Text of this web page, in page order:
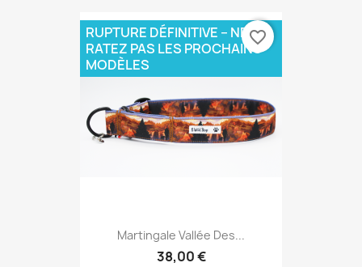
Martingale Vallée Des...
38,00 €
RUPTURE DÉFINITIVE – NE
RATEZ PAS LES PROCHAINS
MODÈLES
favorite_border